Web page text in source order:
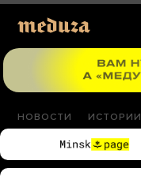
НОВОСТИ ИСТОРИИ